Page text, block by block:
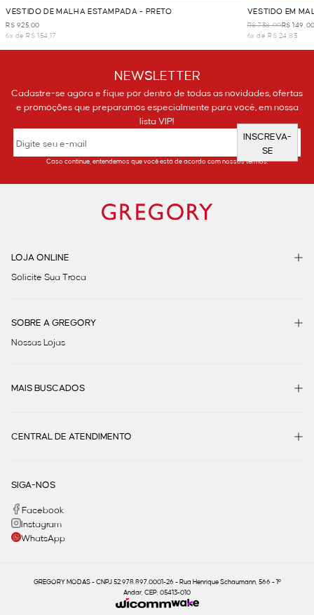
VESTIDO DE MALHA ESTAMPADA - PRETO
R$ 925,00
6x de R$ 154,17
VESTIDO EM
R$ 738,00R$
6x de R$ 24,83
NEWSLETTER
Cadastre-se agora e fique por dentro de todas as novidades, ofertas
e promoções que preparamos especialmente para você, em nossa
lista VIP!
INSCREVA-
SE
Caso continue, entendemos que você está de acordo com nossos termos.
LOJA ONLINE
Solicite Sua Troca
SOBRE A GREGORY
Nossas Lojas
MAIS BUSCADOS
CENTRAL DE ATENDIMENTO
SIGA-NOS
Facebook
Instagram
WhatsApp
GREGORY MODAS - CNPJ 52.978.897.0001-26 - Rua Henrique Schaumann, 566 - 1º
Andar, CEP: 05413-010